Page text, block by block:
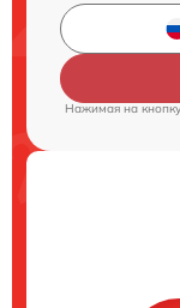
Нажимая на